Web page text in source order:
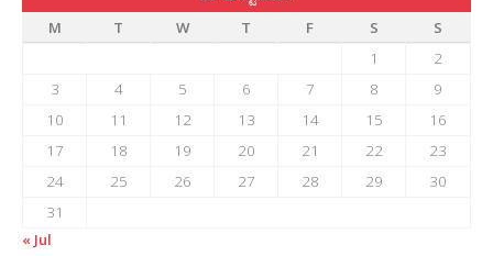
M
T W T F S
S
1
2
3
4 5 6 7 8
9
10
11 12 13 14 15
16
17
18 19 20 21 22
23
24
25 26 27 28 29
30
31
« Jul